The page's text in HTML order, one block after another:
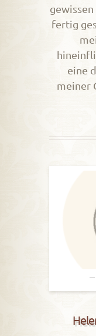
fertig
eine
meiner